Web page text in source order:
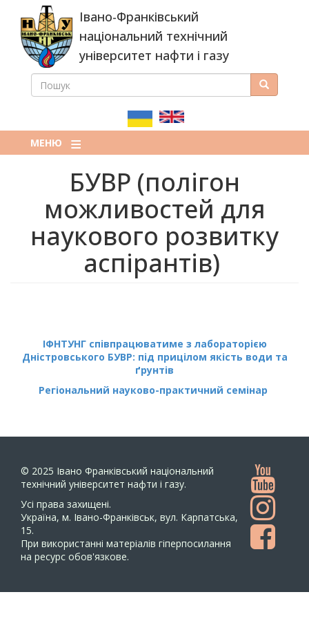
основного
вмісту
Івано-Франківський
національний технічний
університет нафти і газу
ПОШУКОВА
ПОШУК Пошук
МЕНЮ
БУВР (полігон
можливостей для
наукового розвитку
аспірантів)
ІФНТУНГ співпрацюватиме з лабораторією
Дністровського БУВР: під прицілом якість води та
ґрунтів
Регіональний науково-практичний семінар
© 2025 Івано Франківський національний
технічний університет нафти і газу.
Усi права захищенi.
Україна, м. Івано-Франківськ, вул. Карпатська,
15.
При використанні матеріалів гіперпосилання
на ресурс обов'язкове.